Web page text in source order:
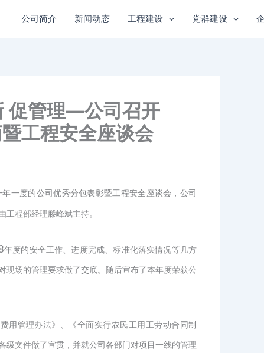
公司简介 新闻动态 工程建设 党群建设
促管理—公司召开
工程安全座谈会
年一度的公司优秀分包表彰暨工程安全座谈会 ，公司
工程部经理滕峰斌主持。
年度的安全工作、进度完成、标准化落实情况等几方
现场的管理要求做了交底。随后宣布了本年度荣获公
用管理办法》、《全面实行农民工用工劳动合同制
级文件做了宣贯，并就公司各部门对项目一线的管理